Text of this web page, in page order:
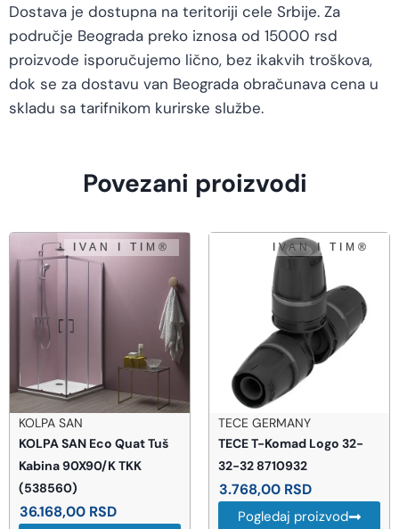
Dostava je dostupna na teritoriji cele Srbije. Za
područje Beograda preko iznosa od 15000 rsd
proizvode isporučujemo lično, bez ikakvih troškova,
dok se za dostavu van Beograda obračunava cena u
skladu sa tarifnikom kurirske službe.
Povezani proizvodi
KOLPA SAN
KOLPA SAN Eco Quat Tuš
Kabina 90X90/K TKK
(538560)
36.168,00 RSD
TECE GERMANY
TECE T-Komad Logo 32-
32-32 8710932
3.768,00 RSD
Pogledaj proizvod